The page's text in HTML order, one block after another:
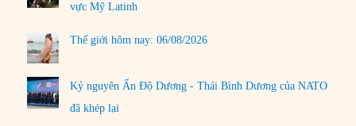
vực Mỹ Latinh
Thế giới hôm nay: 06/08/2026
Kỷ nguyên Ấn Độ Dương - Thái Bình Dương của NATO
đã khép lại